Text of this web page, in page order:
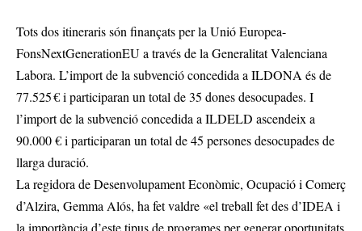
Tots dos itineraris són finançats per la Unió Europea-
FonsNextGenerationEU a través de la Generalitat Valenciana
Labora. L’import de la subvenció concedida a ILDONA és de
77.525 € i participaran un total de 35 dones desocupades. I
l’import de la subvenció concedida a ILDELD ascendeix a
90.000 € i participaran un total de 45 persones desocupades de
llarga duració.
La regidora de Desenvolupament Econòmic, Ocupació i Comerç
d’Alzira, Gemma Alós, ha fet valdre «el treball fet des d’IDEA i
la importància d’este tipus de programes per generar oportunitats